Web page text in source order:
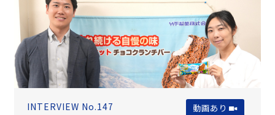
INTERVIEW No.147 動画あり